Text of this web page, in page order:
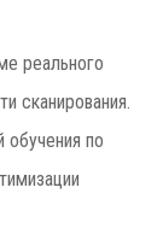
реального
сканирования.
по